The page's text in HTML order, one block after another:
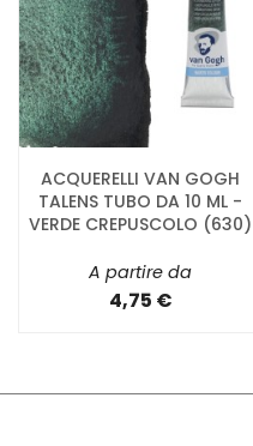
ACQUERELLI VAN GOGH
TALENS TUBO DA 10 ML -
VERDE CREPUSCOLO (630)
A partire da
4,75 €